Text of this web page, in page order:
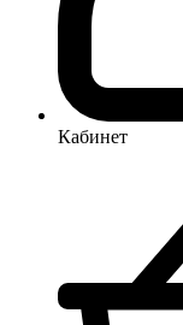
Кабинет